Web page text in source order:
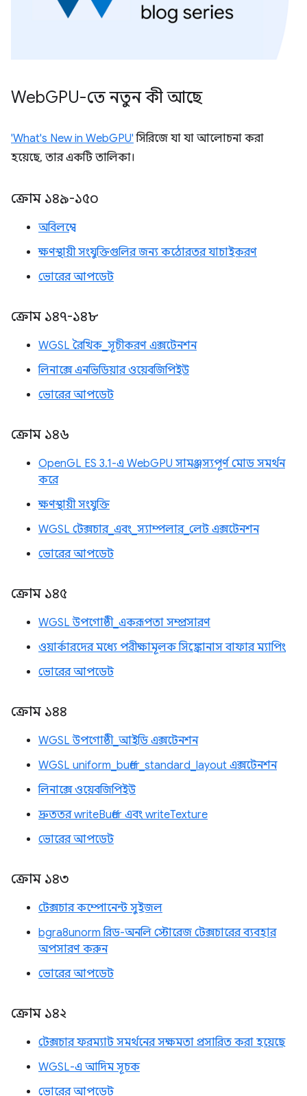
WebGPU-তে নতুন কী আছে
'What's New in WebGPU' সিরিজে যা যা আলোচনা করা
হয়েছে, তার একটি তালিকা।
ক্রোম ১৪৯-১৫০
অবিলম্বে
ক্ষণস্থায়ী সংযুক্তিগুলির জন্য কঠোরতর যাচাইকরণ
ভোরের আপডেট
ক্রোম ১৪৭-১৪৮
WGSL রৈখিক_সূচীকরণ এক্সটেনশন
লিনাক্সে এনভিডিয়ার ওয়েবজিপিইউ
ভোরের আপডেট
ক্রোম ১৪৬
OpenGL ES 3.1-এ WebGPU সামঞ্জস্যপূর্ণ মোড সমর্থন
করে
ক্ষণস্থায়ী সংযুক্তি
WGSL টেক্সচার_এবং_স্যাম্পলার_লেট এক্সটেনশন
ভোরের আপডেট
ক্রোম ১৪৫
WGSL উপগোষ্ঠী_একরূপতা সম্প্রসারণ
ওয়ার্কারদের মধ্যে পরীক্ষামূলক সিঙ্ক্রোনাস বাফার ম্যাপিং
ভোরের আপডেট
ক্রোম ১৪৪
WGSL উপগোষ্ঠী_আইডি এক্সটেনশন
WGSL uniform_buffer_standard_layout এক্সটেনশন
লিনাক্সে ওয়েবজিপিইউ
দ্রুততর writeBuffer এবং writeTexture
ভোরের আপডেট
ক্রোম ১৪৩
টেক্সচার কম্পোনেন্ট সুইজল
bgra8unorm রিড-অনলি স্টোরেজ টেক্সচারের ব্যবহার
অপসারণ করুন
ভোরের আপডেট
ক্রোম ১৪২
টেক্সচার ফরম্যাট সমর্থনের সক্ষমতা প্রসারিত করা হয়েছে
WGSL-এ আদিম সূচক
ভোরের আপডেট